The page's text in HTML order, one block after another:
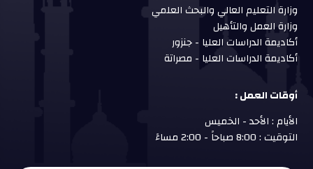
وزارة التعليم العالي والبحث العلمي
وزارة العمل والتأهيل
أكاديمة الدراسات العليا - جنزور
أكاديمة الدراسات العليا - مصراتة
أوقات العمل :
الأيام : الأحد - الخميس
التوقيت : 8:00 صباحاً - 2:00 مساءً